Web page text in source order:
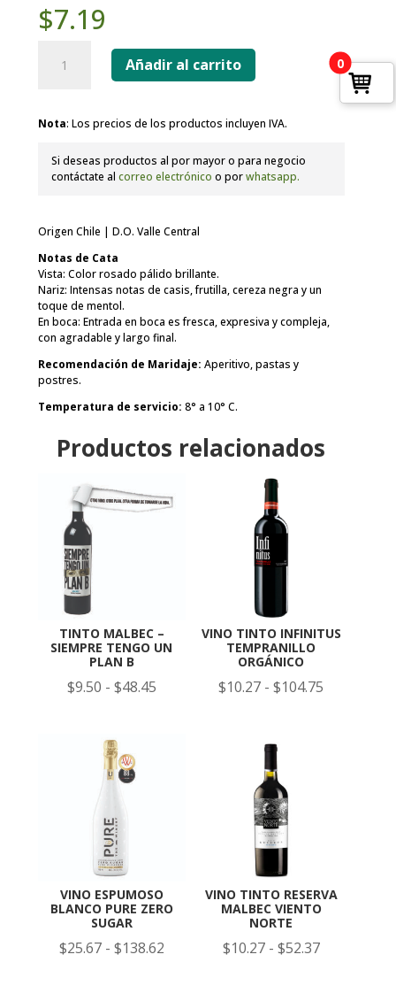
$7.19
Norte Añadir al carrito
Nota: Los precios de los productos incluyen IVA.
Si deseas productos al por mayor o para negocio
contáctate alcorreo electrónico o porwhatsapp.
Origen Chile | D.O. Valle Central
Notas de Cata
Vista: Color rosado pálido brillante.
Nariz: Intensas notas de casis, frutilla, cereza negra y un
toque de mentol.
En boca: Entrada en boca es fresca, expresiva y compleja,
con agradable y largo final.
Recomendación de Maridaje: Aperitivo, pastas y
postres.
Temperatura de servicio: 8° a 10° C.
Productos relacionados
TINTO MALBEC –
SIEMPRE TENGO UN
PLAN B
$9.50 - $48.45Rango
VINO TINTO INFINITUS
TEMPRANILLO
ORGÁNICO
$10.27 - $104.75
VINO ESPUMOSO
BLANCO PURE ZERO
SUGAR
$25.67 - $138.62Rango
VINO TINTO RESERVA
MALBEC VIENTO
NORTE
$10.27 - $52.37Rango
0